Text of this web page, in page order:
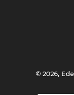
© 2026,